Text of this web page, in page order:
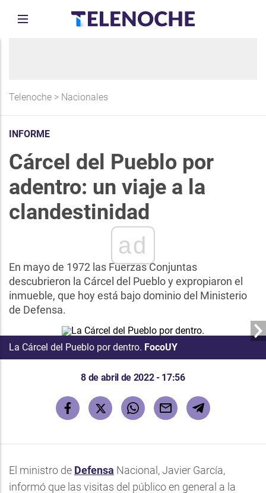
Telenoche > Nacionales
INFORME
Cárcel del Pueblo por
adentro: un viaje a la
clandestinidad
ad
En mayo de 1972 las Fuerzas Conjuntas
descubrieron la Cárcel del Pueblo y expropiaron el
inmueble, que hoy está bajo dominio del Ministerio
de Defensa.
La Cárcel del Pueblo por dentro. FocoUY
8 de abril de 2022 - 17:56
El ministro de Defensa Nacional, Javier García,
informó que las visitas del público en general a la